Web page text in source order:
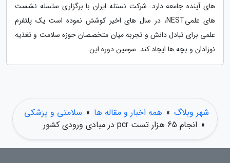
های آینده جامعه دارد. شرکت نستله ایران با برگزاری سلسله نشست
های علمیNEST، در سال های اخیر کوشش نموده است یک پلتفرم
علمی برای تبادل دانش و تجربه میان متخصصان حوزه سلامت و تغذیه
نوزادان و بچه ها ایجاد کند. سومین دوره این...
شهر وبلاگ » همه اخبار و مقاله ها » سلامتی و پزشکی
» انجام 65 هزار تست pcr در مبادی ورودی کشور